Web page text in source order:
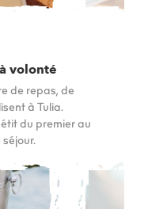
volonté
de repas, de
à Tulia.
du premier au